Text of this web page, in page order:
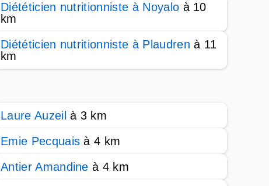
Diététicien nutritionniste à Noyalo à 10
km
Diététicien nutritionniste à Plaudren à 11
km
Laure Auzeil à 3 km
Emie Pecquais à 4 km
Antier Amandine à 4 km